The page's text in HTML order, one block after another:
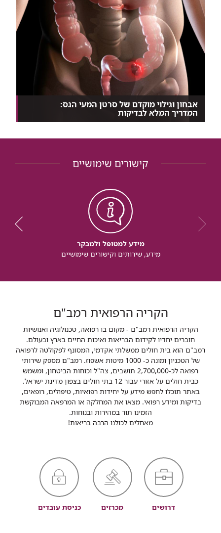
אבחון וגילוי מוקדם של סרטן המעי הגס:
המדריך המלא לבדיקות
סרטן המעי הגס הוא אחד מסוגי הסרטן המאובחנים
קישורים שימושיים
מידע למטופל ולמבקר
מידע, שירותים וקישורים שימושיים
הקריה הרפואית רמב"ם
הקריה הרפואית רמב"ם - מקום בו רפואה, טכנולוגיה ואנושיות
חוברים יחדיו לקידום הבריאות ואיכות החיים בארץ ובעולם.
רמב"ם הוא בית חולים ממשלתי אקדמי, המסונף לפקולטה לרפואה
של הטכניון ומונה כ- 1000 מיטות אשפוז. רמב"ם מספק שירותי
רפואה לכ-2,700,000 תושבים, צה"ל וכוחות הביטחון, ומשמש
כבית חולים על אזורי עבור 12 בתי חולים בצפון מדינת ישראל.
באתר תוכלו לחפש מידע על יחידות רפואיות, טיפולים, רופאים,
בדיקות ומידע רפואי. מצאו את המחלקה או המרפאה המבוקשת
הזמינו תור במהירות ובנוחות.
מאחלים לכולנו הרבה בריאות!
דרושים מכרזים כניסת עובדים